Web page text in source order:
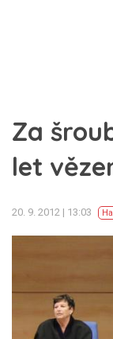
Za
let
20. 9. 2012 | 13:03